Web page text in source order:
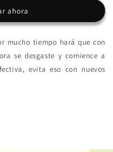
ahora
mucho tiempo hará que con
se desgaste y comience a
evita eso con nuevos